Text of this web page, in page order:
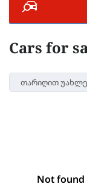
Cars for
თარიღით
Not found